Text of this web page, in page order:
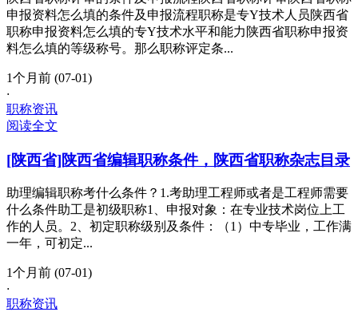
申报资料怎么填的条件及申报流程职称是专Y技术人员陕西省
职称申报资料怎么填的专Y技术水平和能力陕西省职称申报资
料怎么填的等级称号。那么职称评定条...
1个月前 (07-01)
·
职称资讯
阅读全文
[陕西省]陕西省编辑职称条件，陕西省职称杂志目录
助理编辑职称考什么条件？1.考助理工程师或者是工程师需要
什么条件助工是初级职称1、申报对象：在专业技术岗位上工
作的人员。2、初定职称级别及条件：（1）中专毕业，工作满
一年，可初定...
1个月前 (07-01)
·
职称资讯